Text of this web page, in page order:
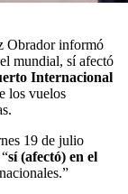
Obrador informó
mundial, sí afectó
Internacional
los vuelos
19 de julio
sí (afectó) en el